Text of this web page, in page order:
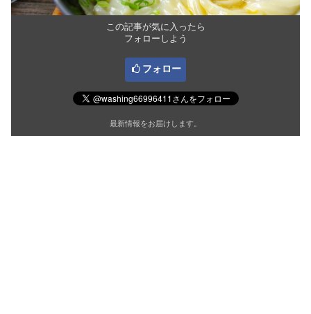
この記事が気に入ったら
フォローしよう
フォロー
最新情報をお届けします。